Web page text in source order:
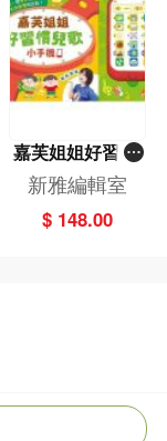
嘉芙姐姐好習慣
兒歌小手機
新雅編輯室
$ 148.00